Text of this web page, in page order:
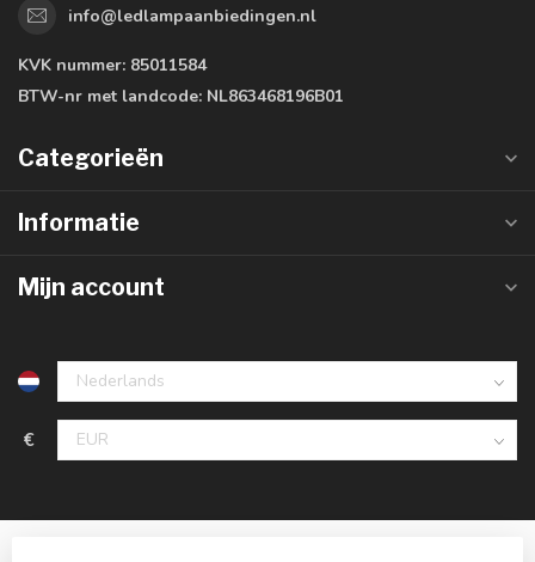
info@ledlampaanbiedingen.nl
KVK nummer: 85011584
BTW-nr met landcode: NL863468196B01
Categorieën
Informatie
Mijn account
€